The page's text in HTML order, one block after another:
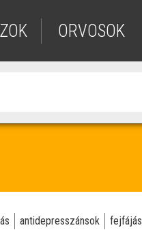
ORVOSOK
antidepresszánsok fejfájás